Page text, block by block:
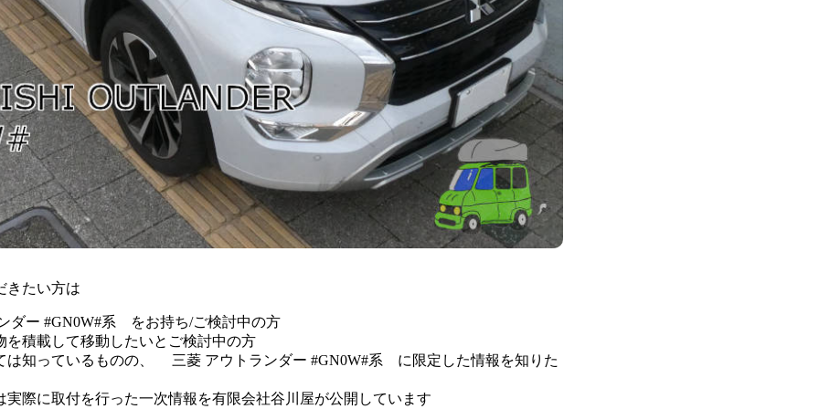
きたい方は
ダー #GN0W#系 をお持ち/ご検討中の方
を積載して移動したいとご検討中の方
は知っているものの、 三菱 アウトランダー #GN0W#系 に限定した情報を知りた
実際に取付を行った一次情報を有限会社谷川屋が公開しています